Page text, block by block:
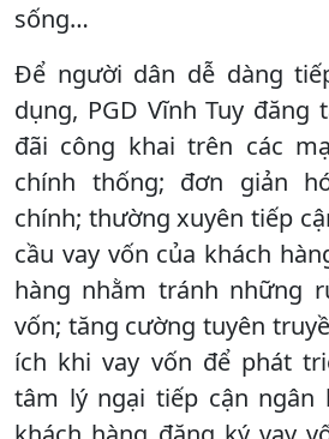
sống…
Để người dân dễ dàng
dụng, PGD Vĩnh Tuy đăng
đãi công khai trên các
chính thống; đơn giản
chính; thường xuyên tiếp
cầu vay vốn của khách
hàng nhằm tránh những
vốn; tăng cường tuyên
ích khi vay vốn để phát
tâm lý ngại tiếp cận ngân